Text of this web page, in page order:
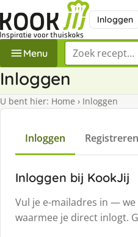
Inloggen
Menu Zoek een recept
Inloggen
U bent hier: Home › Inloggen
Inloggen Registreren
Inloggen bij KookJij
Vul je e-mailadres in —
waarmee je direct inlogt.